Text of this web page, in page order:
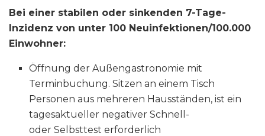
Bei einer stabilen oder sinkenden 7-Tage-
Inzidenz von unter 100 Neuinfektionen/100.000
Einwohner:
Öffnung der Außengastronomie mit
Terminbuchung. Sitzen an einem Tisch
Personen aus mehreren Hausständen, ist ein
tagesaktueller negativer Schnell-
oder Selbsttest erforderlich